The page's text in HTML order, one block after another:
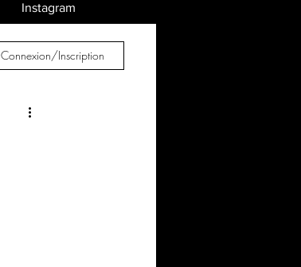
Instagram
Connexion/Inscription